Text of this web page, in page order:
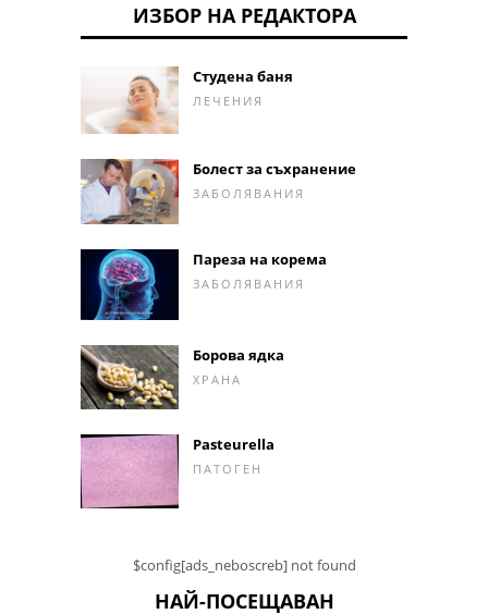
ИЗБОР НА РЕДАКТОРА
Студена баня
ЛЕЧЕНИЯ
Болест за съхранение
ЗАБОЛЯВАНИЯ
Пареза на корема
ЗАБОЛЯВАНИЯ
Борова ядка
ХРАНА
Pasteurella
ПАТОГЕН
$config[ads_neboscreb] not found
НАЙ-ПОСЕЩАВАН